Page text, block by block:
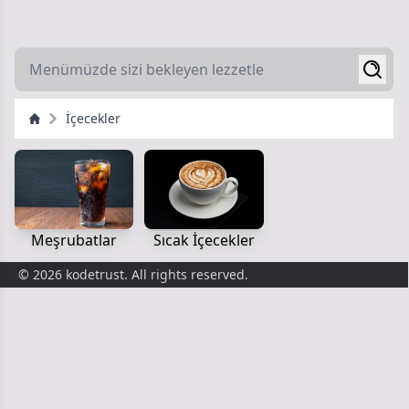
İçecekler
Meşrubatlar Sıcak İçecekler
© 2026 kodetrust. All rights reserved.